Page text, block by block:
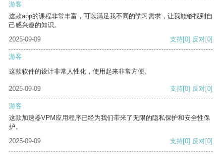
游客
这款app的课程非常丰富，可以满足我不同的学习需求，让我能够找到自
己感兴趣的知识。
2025-09-09
支持[0] 反对[0]
游客
这款软件的设计非常人性化，使用起来非常方便。
2025-09-09 支持[0] 反对[0]
游客
这款加速器VPM应用程序已经为我们带来了无限的隐私保护和安全性保
护。
2025-09-09
支持[0] 反对[0]